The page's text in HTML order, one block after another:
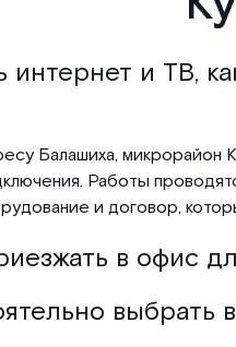
интернет и ТВ,
Балашиха, микрорайон
Работы
и договор,
в офис
выбрать